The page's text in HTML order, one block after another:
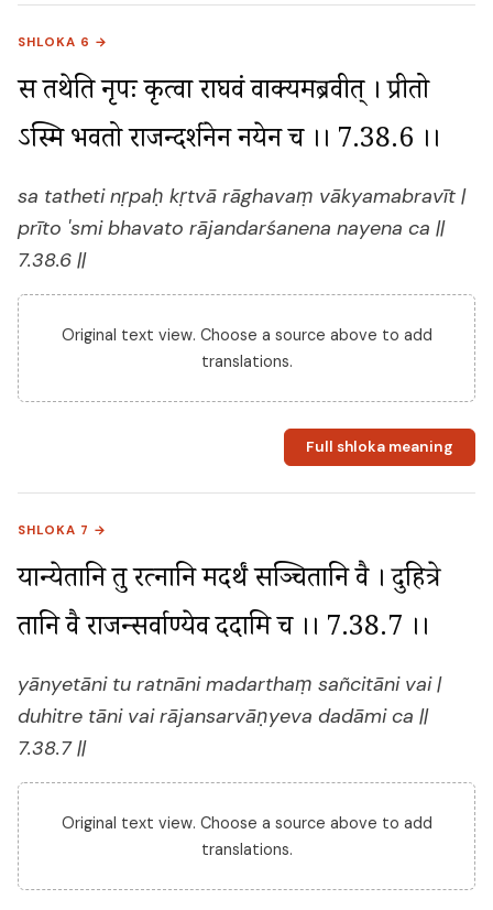
SHLOKA 6 →
स तथेति नृपः कृत्वा राघवं वाक्यमब्रवीत् । प्रीतो
ऽस्मि भवतो राजन्दर्शनेन नयेन च ।। 7.38.6 ।।
sa tatheti nṛpaḥ kṛtvā rāghavaṃ vākyamabravīt |
prīto 'smi bhavato rājandarśanena nayena ca ||
7.38.6 ||
Original text view. Choose a source above to add
translations.
Full shloka meaning
SHLOKA 7 →
यान्येतानि तु रत्नानि मदर्थं सञ्चितानि वै । दुहित्रे
तानि वै राजन्सर्वाण्येव ददामि च ।। 7.38.7 ।।
yānyetāni tu ratnāni madarthaṃ sañcitāni vai |
duhitre tāni vai rājansarvāṇyeva dadāmi ca ||
7.38.7 ||
Original text view. Choose a source above to add
translations.